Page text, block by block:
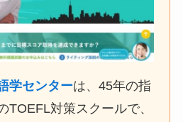
学センターは、45年の指
TOEFL対策スクールで、